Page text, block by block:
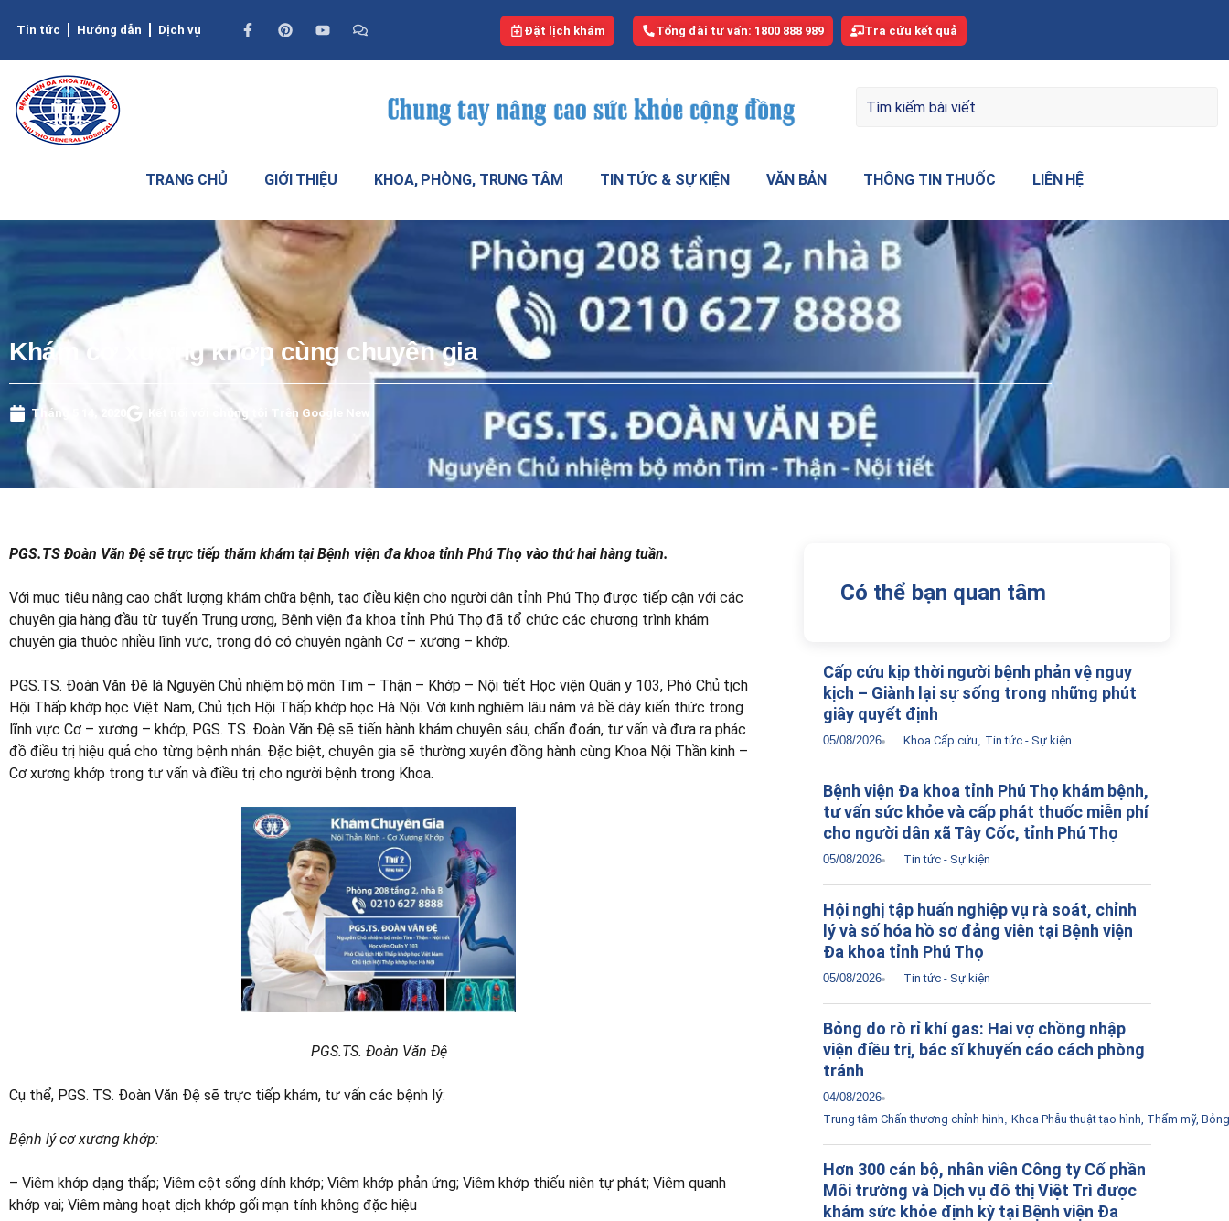
Tin tức Hướng dẫn Dịch vụ Đặt lịch khám Tổng đài tư vấn: 1800 888 989 Tra cứu kết quả
TRANG CHỦ GIỚI THIỆU KHOA, PHÒNG, TRUNG TÂM TIN TỨC & SỰ KIỆN VĂN BẢN THÔNG TIN THUỐC LIÊN HỆ
Khám cơ xương khớp cùng chuyên gia
Tháng 5 14, 2020 Kết nối với chúng tôi Trên Google New
PGS.TS Đoàn Văn Đệ sẽ trực tiếp thăm khám tại Bệnh viện đa khoa tỉnh Phú Thọ vào thứ hai hàng tuần.
Với mục tiêu nâng cao chất lượng khám chữa bệnh, tạo điều kiện cho người dân tỉnh Phú Thọ được tiếp cận với các
chuyên gia hàng đầu từ tuyến Trung ương, Bệnh viện đa khoa tỉnh Phú Thọ đã tổ chức các chương trình khám
chuyên gia thuộc nhiều lĩnh vực, trong đó có chuyên ngành Cơ – xương – khớp.
PGS.TS. Đoàn Văn Đệ là Nguyên Chủ nhiệm bộ môn Tim – Thận – Khớp – Nội tiết Học viện Quân y 103, Phó Chủ tịch
Hội Thấp khớp học Việt Nam, Chủ tịch Hội Thấp khớp học Hà Nội. Với kinh nghiệm lâu năm và bề dày kiến thức trong
lĩnh vực Cơ – xương – khớp, PGS. TS. Đoàn Văn Đệ sẽ tiến hành khám chuyên sâu, chẩn đoán, tư vấn và đưa ra phác
đồ điều trị hiệu quả cho từng bệnh nhân. Đặc biệt, chuyên gia sẽ thường xuyên đồng hành cùng Khoa Nội Thần kinh –
Cơ xương khớp trong tư vấn và điều trị cho người bệnh trong Khoa.
PGS.TS. Đoàn Văn Đệ
Cụ thể, PGS. TS. Đoàn Văn Đệ sẽ trực tiếp khám, tư vấn các bệnh lý:
Bệnh lý cơ xương khớp:
– Viêm khớp dạng thấp; Viêm cột sống dính khớp; Viêm khớp phản ứng; Viêm khớp thiếu niên tự phát; Viêm quanh
khớp vai; Viêm màng hoạt dịch khớp gối mạn tính không đặc hiệu
Có thể bạn quan tâm
Cấp cứu kịp thời người bệnh phản vệ nguy
kịch – Giành lại sự sống trong những phút
giây quyết định
05/08/2026 Khoa Cấp cứu, Tin tức - Sự kiện
Bệnh viện Đa khoa tỉnh Phú Thọ khám bệnh,
tư vấn sức khỏe và cấp phát thuốc miễn phí
cho người dân xã Tây Cốc, tỉnh Phú Thọ
05/08/2026 Tin tức - Sự kiện
Hội nghị tập huấn nghiệp vụ rà soát, chỉnh
lý và số hóa hồ sơ đảng viên tại Bệnh viện
Đa khoa tỉnh Phú Thọ
05/08/2026 Tin tức - Sự kiện
Bỏng do rò rỉ khí gas: Hai vợ chồng nhập
viện điều trị, bác sĩ khuyến cáo cách phòng
tránh
04/08/2026
Trung tâm Chấn thương chỉnh hình, Khoa Phẫu thuật tạo hình, Thẩm mỹ, Bỏng
Hơn 300 cán bộ, nhân viên Công ty Cổ phần
Môi trường và Dịch vụ đô thị Việt Trì được
khám sức khỏe định kỳ tại Bệnh viện Đa